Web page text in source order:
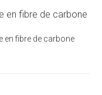
en fibre de carbone
en fibre de carbone